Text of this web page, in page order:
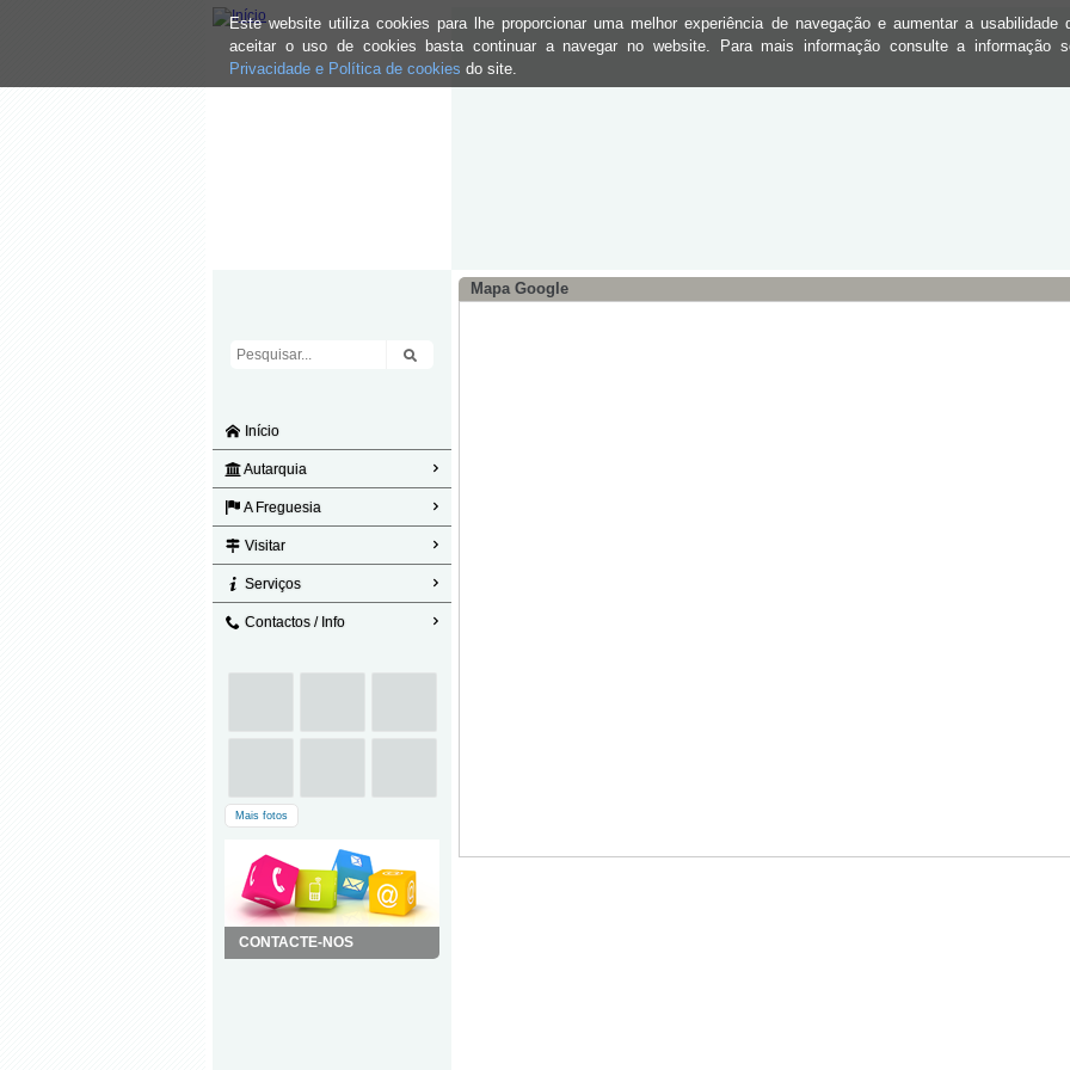
Este website utiliza cookies para lhe proporcionar uma melhor experiência de navegação e aumentar a usabilidade
aceitar o uso de cookies basta continuar a navegar no website. Para mais informação consulte a informação
Privacidade e Política de cookies do site.
Início
Autarquia
A Freguesia
Visitar
Serviços
Contactos / Info
Mais fotos
CONTACTE-NOS
Mapa Google